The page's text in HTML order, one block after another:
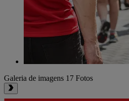
Galeria de imagens 17 Fotos